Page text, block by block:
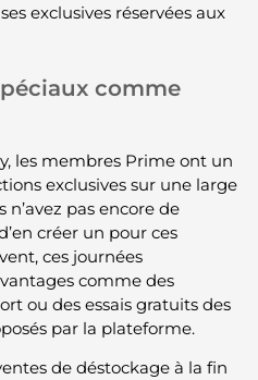
exclusives réservées aux
comme
les membres Prime ont un
exclusives sur une large
pas encore de
créer un pour ces
ces journées
comme des
ou des essais gratuits des
par la plateforme.
de déstockage à la fin